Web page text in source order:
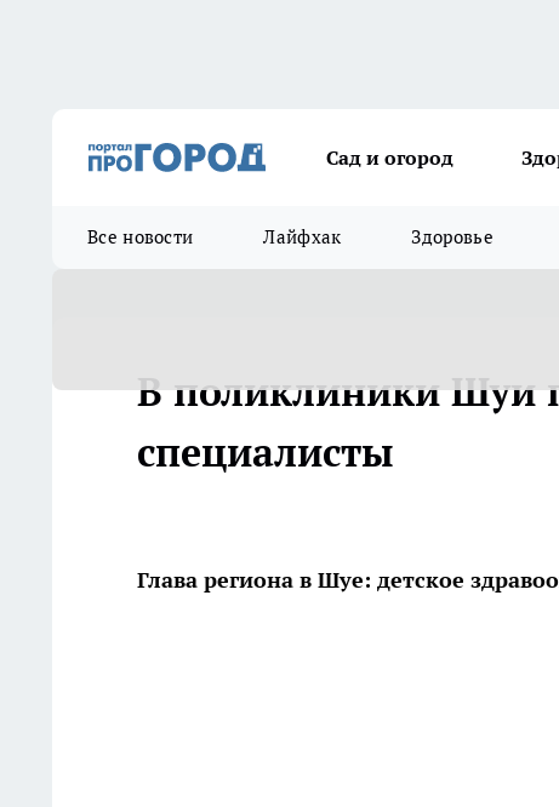
Сад и огород
Все новости Лайфхак Здоровье
В поликлиники Шуи
специалисты
Глава региона в Шуе: детское